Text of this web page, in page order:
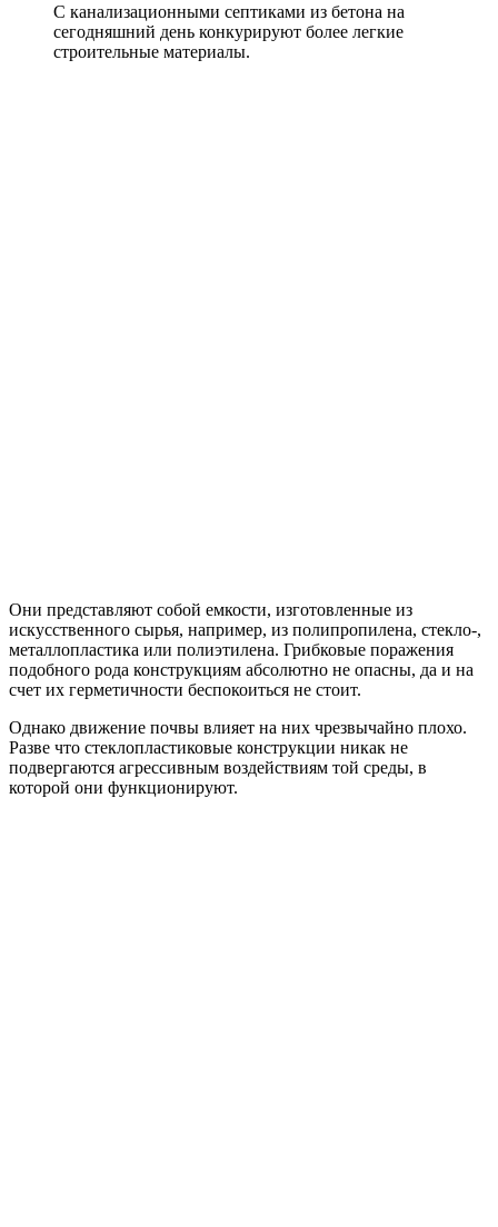
С канализационными септиками из бетона на
сегодняшний день конкурируют более легкие
строительные материалы.
Они представляют собой емкости, изготовленные из
искусственного сырья, например, из полипропилена, стекло-,
металлопластика или полиэтилена. Грибковые поражения
подобного рода конструкциям абсолютно не опасны, да и на
счет их герметичности беспокоиться не стоит.
Однако движение почвы влияет на них чрезвычайно плохо.
Разве что стеклопластиковые конструкции никак не
подвергаются агрессивным воздействиям той среды, в
которой они функционируют.